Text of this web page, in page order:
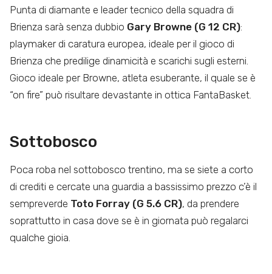
Punta di diamante e leader tecnico della squadra di
Brienza sarà senza dubbio Gary Browne (G 12 CR):
playmaker di caratura europea, ideale per il gioco di
Brienza che predilige dinamicità e scarichi sugli esterni.
Gioco ideale per Browne, atleta esuberante, il quale se è
“on fire” può risultare devastante in ottica FantaBasket.
Sottobosco
Poca roba nel sottobosco trentino, ma se siete a corto
di crediti e cercate una guardia a bassissimo prezzo c’è il
sempreverde Toto Forray (G 5.6 CR), da prendere
soprattutto in casa dove se è in giornata può regalarci
qualche gioia.